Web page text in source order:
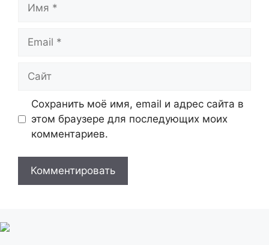
Сохранить моё имя, email и адрес сайта в
этом браузере для последующих моих
комментариев.